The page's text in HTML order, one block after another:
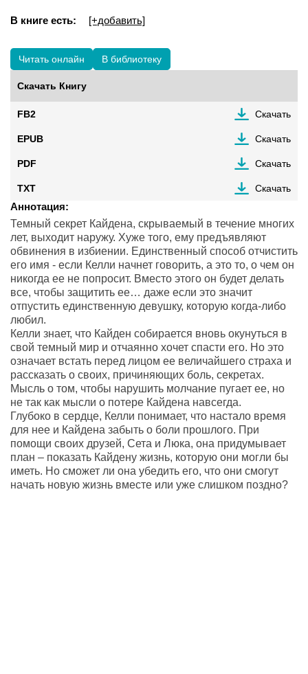
В книге есть: [+добавить]
Читать онлайн В библиотеку
Скачать Книгу
FB2 Скачать
EPUB Скачать
PDF Скачать
TXT Скачать
Аннотация:
Темный секрет Кайдена, скрываемый в течение многих
лет, выходит наружу. Хуже того, ему предъявляют
обвинения в избиении. Единственный способ отчистить
его имя - если Келли начнет говорить, а это то, о чем он
никогда ее не попросит. Вместо этого он будет делать
все, чтобы защитить ее… даже если это значит
отпустить единственную девушку, которую когда-либо
любил.
Келли знает, что Кайден собирается вновь окунуться в
свой темный мир и отчаянно хочет спасти его. Но это
означает встать перед лицом ее величайшего страха и
рассказать о своих, причиняющих боль, секретах.
Мысль о том, чтобы нарушить молчание пугает ее, но
не так как мысли о потере Кайдена навсегда.
Глубоко в сердце, Келли понимает, что настало время
для нее и Кайдена забыть о боли прошлого. При
помощи своих друзей, Сета и Люка, она придумывает
план – показать Кайдену жизнь, которую они могли бы
иметь. Но сможет ли она убедить его, что они смогут
начать новую жизнь вместе или уже слишком поздно?